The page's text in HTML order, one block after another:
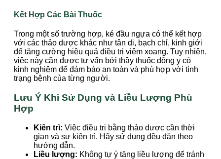
Kết Hợp Các Bài Thuốc
Trong một số trường hợp, ké đầu ngựa có thể kết hợp
với các thảo dược khác như tân di, bạch chỉ, kinh giới
để tăng cường hiệu quả điều trị viêm xoang. Tuy nhiên,
việc này cần được tư vấn bởi thầy thuốc đông y có
kinh nghiệm để đảm bảo an toàn và phù hợp với tình
trạng bệnh của từng người.
Lưu Ý Khi Sử Dụng và Liều Lượng Phù
Hợp
Kiên trì: Việc điều trị bằng thảo dược cần thời
gian và sự kiên trì. Hãy sử dụng đều đặn theo
hướng dẫn.
Liều lượng: Không tự ý tăng liều lượng để tránh